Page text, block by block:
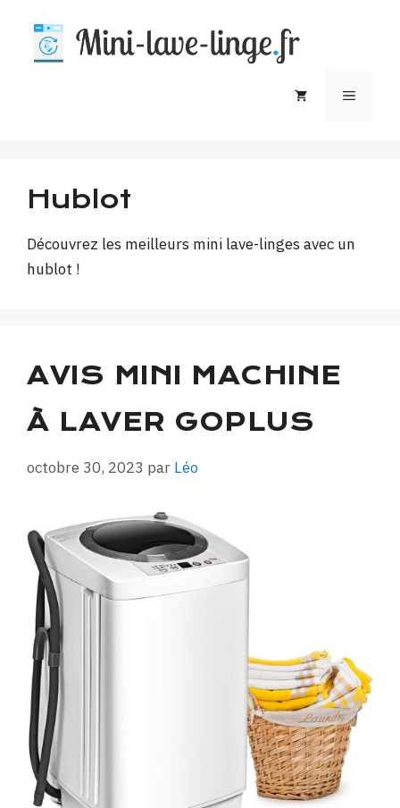
contenu
Hublot
Découvrez les meilleurs mini lave-linges avec un
hublot !
AVIS MINI MACHINE
À LAVER GOPLUS
octobre 30, 2023 par Léo